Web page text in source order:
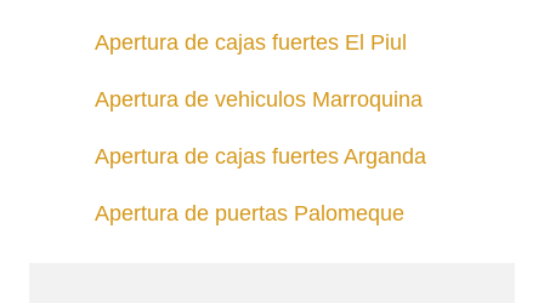
Apertura de cajas fuertes El Piul
Apertura de vehiculos Marroquina
Apertura de cajas fuertes Arganda
Apertura de puertas Palomeque